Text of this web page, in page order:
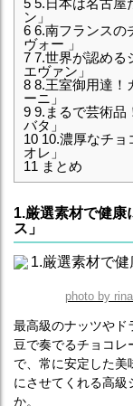
5 5.日本は名古屋
ン」
6 6.南フランスの
ヴォー 」
7 7.世界が認める
エヴァン」
8 8.王室御用達！
ーニ」
9 9.まるで芸術品
バタ」
10 10.濃厚なチョ
オレ」
11 まとめ
1.厳選素材で健康
ス」
photo by
最高級のナッツやド
豆で奏でるチョコ
で、常に安定した美
にさせてくれる高級
か。